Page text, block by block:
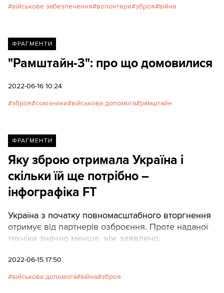
військове забезпечення волонтери зброя війна
ФРАГМЕНТИ
"Рамштайн-3": про що домовилися
2022-06-16 10:24
зброя союзники військова допомога рамштайн
ФРАГМЕНТИ
Яку зброю отримала Україна і
скільки їй ще потрібно –
інфографіка FT
Україна з початку повномасштабного вторгнення
отримує від партнерів озброєння. Проте наданої
техніки значно менше, ніж заявлено.
2022-06-15 17:50
військова допомога війна зброя